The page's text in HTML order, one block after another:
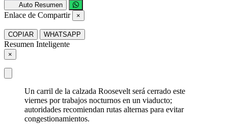
Auto Resumen
Enlace de Compartir ×
COPIAR WHATSAPP
Resumen Inteligente
×
Un carril de la calzada Roosevelt será cerrado este
viernes por trabajos nocturnos en un viaducto;
autoridades recomiendan rutas alternas para evitar
congestionamientos.